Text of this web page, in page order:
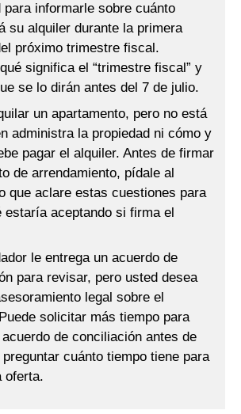
para informarle sobre cuánto
su alquiler durante la primera
próximo trimestre fiscal.
significa el “trimestre fiscal” y
se lo dirán antes del 7 de julio.
un apartamento, pero no está
administra la propiedad ni cómo y
pagar el alquiler. Antes de firmar
de arrendamiento, pídale al
que aclare estas cuestiones para
estaría aceptando si firma el
le entrega un acuerdo de
para revisar, pero usted desea
legal sobre el
solicitar más tiempo para
de conciliación antes de
cuánto tiempo tiene para
oferta.